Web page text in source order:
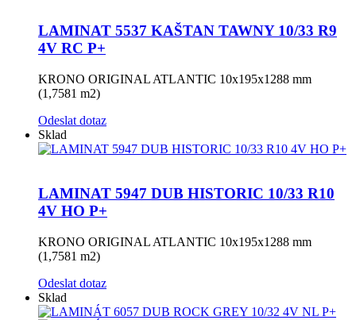
LAMINAT 5537 KAŠTAN TAWNY 10/33 R9
4V RC P+
KRONO ORIGINAL ATLANTIC 10x195x1288 mm
(1,7581 m2)
Odeslat dotaz
Sklad
LAMINAT 5947 DUB HISTORIC 10/33 R10
4V HO P+
KRONO ORIGINAL ATLANTIC 10x195x1288 mm
(1,7581 m2)
Odeslat dotaz
Sklad